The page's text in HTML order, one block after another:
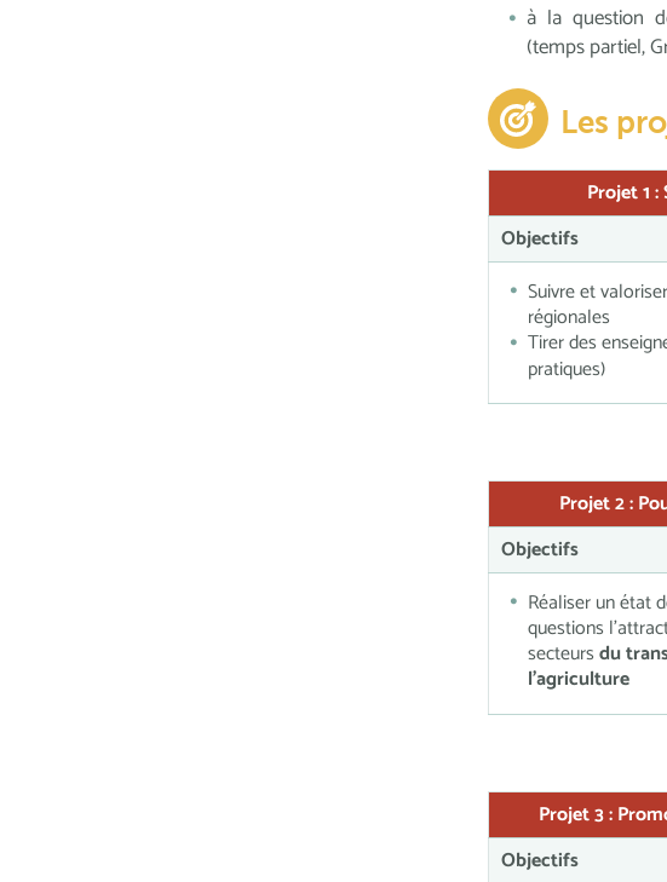
à la question
(temps partiel,
Les
Projet 1 :
Objectifs
Suivre et
régionales
Tirer des
pratiques)
Projet 2 :
Objectifs
Réaliser un état
questions
secteursdu
l’agriculture
Projet 3 :
Objectifs